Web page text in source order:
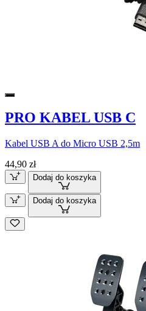
PRO KABEL USB C
Kabel USB A do Micro USB 2,5m
44,90 zł
Dodaj do koszyka
Dodaj do koszyka